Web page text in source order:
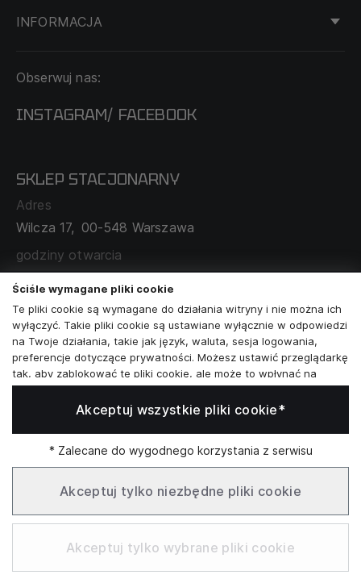
INFORMACJA
DOSTAWA I PŁATNOŚĆ
O NAS
MAPA SERWISU
ZAMÓWIENIA KORPORACYJNE
WSPÓŁPRACA Z PARTNERAMI
Obserwuj nas:
INSTAGRAM/ FACEBOOK
SKLEP STACJONARNY
Adres
Wilcza 17, 00-548 Warszawa
godziny otwarcia
poniedziałek - sobota: 11:00 - 19:00
Skontaktuj się z nami
+48573581161
info@reytel.pl
Whatsapp
Infolinia: Pn–Pt 09:00–17:00
Ściśle wymagane pliki cookie
Te pliki cookie są wymagane do działania witryny i nie można ich
wyłączyć. Takie pliki cookie są ustawiane wyłącznie w odpowiedzi
na Twoje działania, takie jak język, waluta, sesja logowania,
preferencje dotyczące prywatności. Możesz ustawić przeglądarkę
tak, aby zablokować te pliki cookie, ale może to wpłynąć na
sposób działania naszej witryny.
Analizy i statystyki
Marketing i retargeting
Te pliki cookie są zwykle ustawiane przez naszych partnerów
marketingowych i reklamowych. Mogą być przez nich
wykorzystywane do tworzenia profilu Twoich zainteresowań, a
następnie wyświetlania odpowiednich reklam. Jeśli nie zezwolisz
Twoich interesów.
Funkcjonalne pliki cookie
Akceptuj wszystkie pliki cookie*
* Zalecane do wygodnego korzystania z serwisu
Akceptuj tylko niezbędne pliki cookie
Akceptuj tylko wybrane pliki cookie